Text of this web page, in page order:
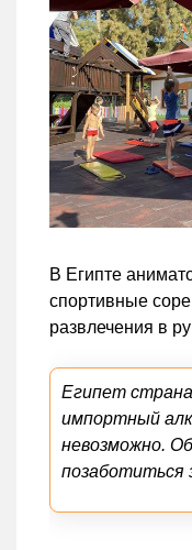
В Египте
спортивные
развлечения в
Египет
импортный
невозможно.
позаботиться